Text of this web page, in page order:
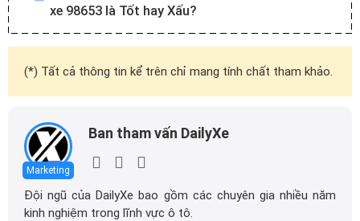
xe 98653 là Tốt hay Xấu?
(*) Tất cả thông tin kể trên chỉ mang tính chất tham khảo.
Marketing
Ban tham vấn DailyXe
Đội ngũ của DailyXe bao gồm các chuyên gia nhiều năm
kinh nghiệm trong lĩnh vực ô tô.